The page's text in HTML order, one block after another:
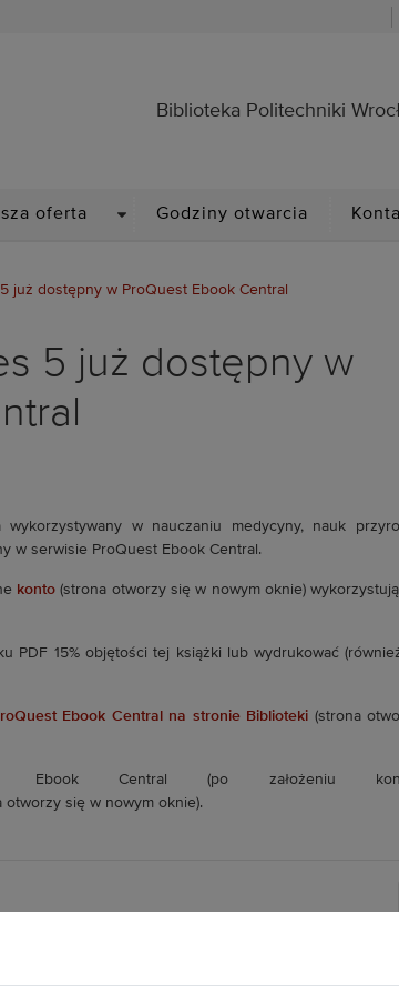
Wrocławskiej
Biblioteka Politechniki
oferta Godziny otwarcia
już dostępny w ProQuest Ebook Central
5 już dostępny w
w nauczaniu medycyny, nauk
w serwisie ProQuest Ebook Central.
konto(strona otworzy się w nowym oknie)
PDF 15% objętości tej książki lub wydrukować
Ebook Central na stronie Biblioteki (strona
Ebook Central (po założeniu
otworzy się w nowym oknie).
Znajdź